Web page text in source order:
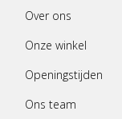
Over ons
Onze winkel
Openingstijden
Ons team